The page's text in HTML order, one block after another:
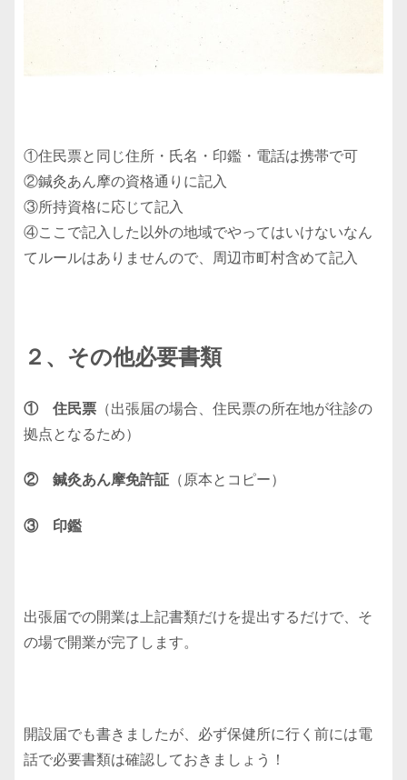
①住民票と同じ住所・氏名・印鑑・電話は携帯で可
②鍼灸あん摩の資格通りに記入
③所持資格に応じて記入
④ここで記入した以外の地域でやってはいけないなん
てルールはありませんので、周辺市町村含めて記入
２、その他必要書類
① 住民票 （出張届の場合、住民票の所在地が往診の
拠点となるため）
② 鍼灸あん摩免許証 （原本とコピー）
③ 印鑑
出張届での開業は上記書類だけを提出するだけで、そ
の場で開業が完了します。
開設届でも書きましたが、必ず保健所に行く前には電
話で必要書類は確認しておきましょう！